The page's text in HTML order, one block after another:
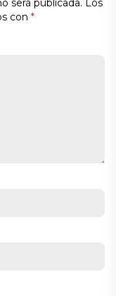
será publicada. Los
con *